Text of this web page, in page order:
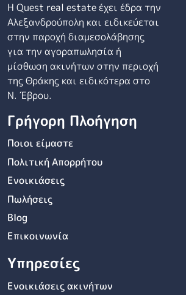
Η Quest real estate έχει έδρα την
Αλεξανδρούπολη και ειδικεύεται
στην παροχή διαμεσολάβησης
για την αγοραπωλησία ή
μίσθωση ακινήτων στην περιοχή
της Θράκης και ειδικότερα στο
Ν. Έβρου.
Γρήγορη Πλοήγηση
Ποιοι είμαστε
Πολιτική Απορρήτου
Ενοικιάσεις
Πωλήσεις
Blog
Επικοινωνία
Υπηρεσίες
Ενοικιάσεις ακινήτων